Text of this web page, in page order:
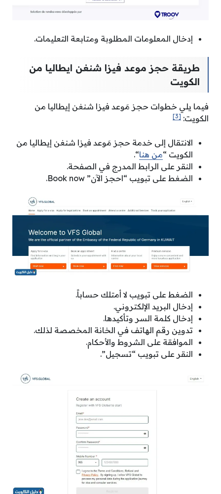
إدخال المعلومات المطلوبة ومتابعة التعليمات.
طريقة حجز موعد فيزا شنغن ايطاليا من
الكويت
فيما يلي خطوات حجز مَوعد فيزا شنغن إيطاليا من
الكويت: [3]
الانتقال إلى خدمة حجز مَوعد فيزا شنغن إيطاليا من
الكويت “من هنا“.
النقر على الرابط المدرج في الصفحة.
الضغط على تبويب “احجز الآن” Book now.
الضغط على تبويب لا أمتلك حساباً.
إدخال البريد الإلكتروني.
إدخال كلمة السر وتأكيدها.
تدوين رقم الهاتف في الخانة المخصصة لذلك.
الموافقة على الشروط والأحكام.
النقر على تبويب “تسجيل”.